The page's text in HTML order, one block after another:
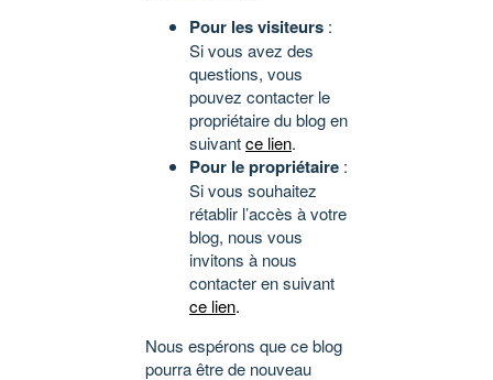
Pour les visiteurs :
Si vous avez des
questions, vous
pouvez contacter le
propriétaire du blog en
suivantce lien.
Pour le propriétaire :
Si vous souhaitez
rétablir l’accès à votre
blog, nous vous
invitons à nous
contacter en suivant
ce lien.
Nous espérons que ce blog
pourra être de nouveau